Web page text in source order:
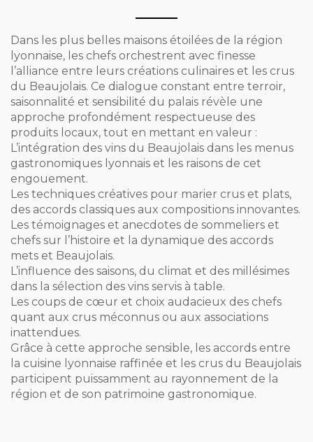
Dans les plus belles maisons étoilées de la région
lyonnaise, les chefs orchestrent avec finesse
l’alliance entre leurs créations culinaires et les crus
du Beaujolais. Ce dialogue constant entre terroir,
saisonnalité et sensibilité du palais révèle une
approche profondément respectueuse des
produits locaux, tout en mettant en valeur :
L’intégration des vins du Beaujolais dans les menus
gastronomiques lyonnais et les raisons de cet
engouement.
Les techniques créatives pour marier crus et plats,
des accords classiques aux compositions innovantes.
Les témoignages et anecdotes de sommeliers et
chefs sur l’histoire et la dynamique des accords
mets et Beaujolais.
L’influence des saisons, du climat et des millésimes
dans la sélection des vins servis à table.
Les coups de cœur et choix audacieux des chefs
quant aux crus méconnus ou aux associations
inattendues.
Grâce à cette approche sensible, les accords entre
la cuisine lyonnaise raffinée et les crus du Beaujolais
participent puissamment au rayonnement de la
région et de son patrimoine gastronomique.